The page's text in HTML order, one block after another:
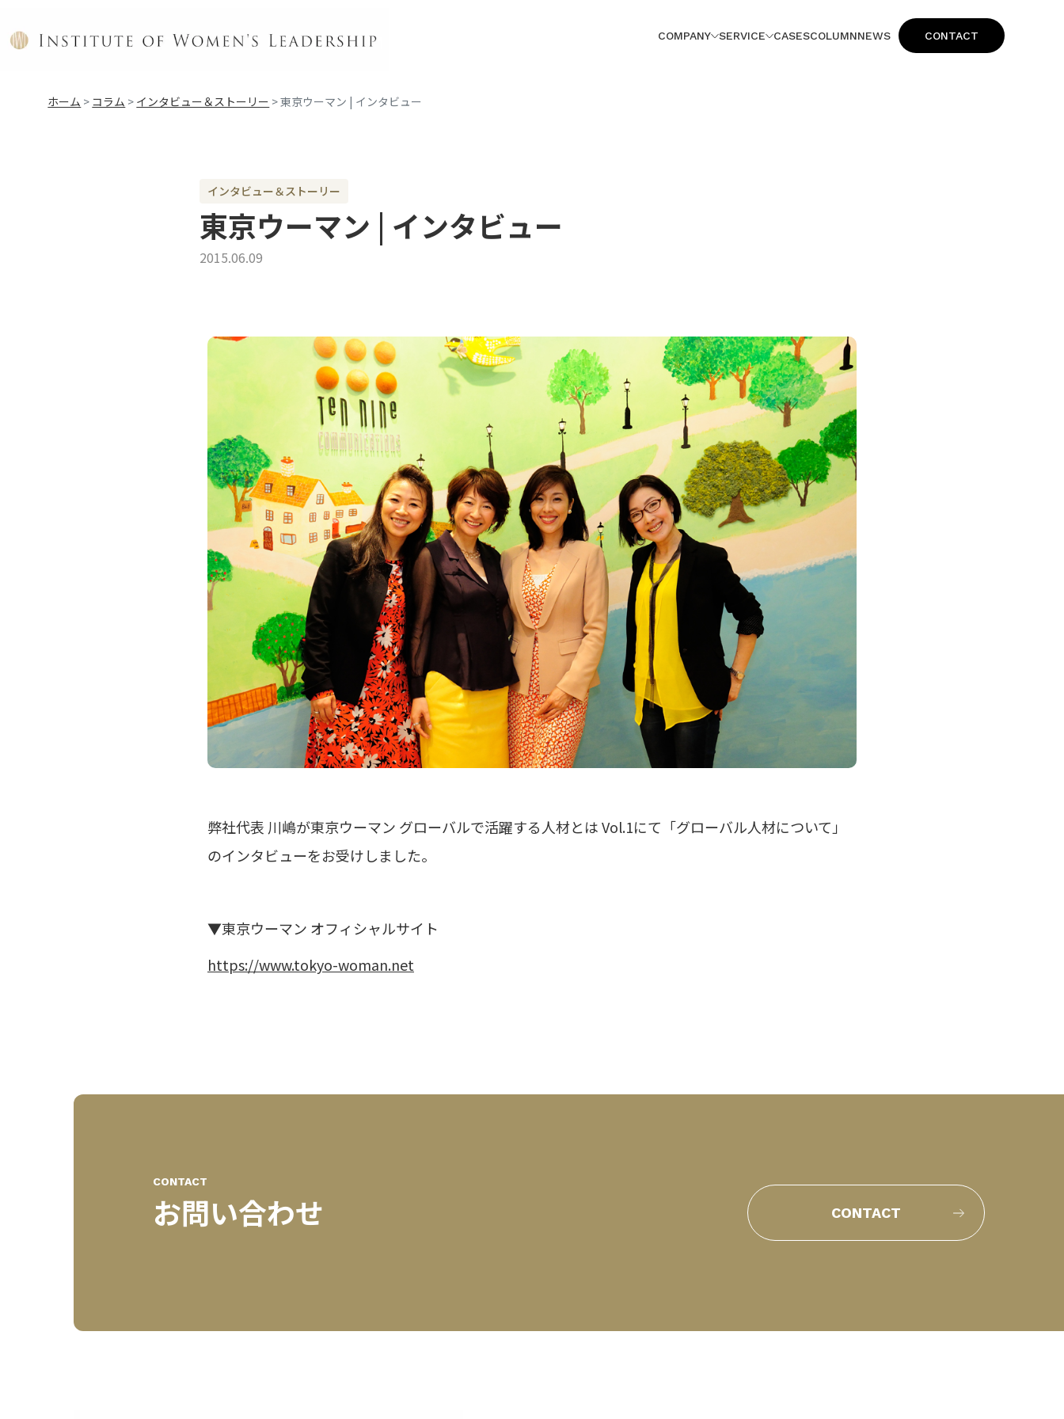
COMPANY SERVICE CASESCOLUMNNEWS CONTACT
ホーム > コラム > インタビュー＆ストーリー >東京ウーマン | インタビュー
インタビュー＆ストーリー
東京ウーマン | インタビュー
2015.06.09
弊社代表 川嶋が東京ウーマン グローバルで活躍する人材とは Vol.1にて「グローバル人材について」
のインタビューをお受けしました。
▼東京ウーマン オフィシャルサイト
https://www.tokyo-woman.net
CONTACT
お問い合わせ CONTACT